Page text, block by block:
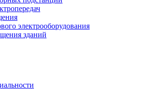
электрооборудования
зданий